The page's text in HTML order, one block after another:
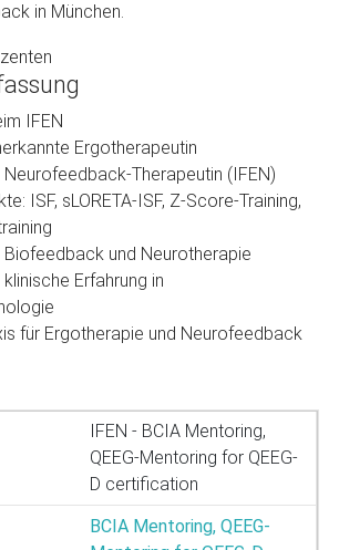
in München.
IFEN
Ergotherapeutin
Therapeutin (IFEN)
ISF, sLORETA-ISF, Z-Score-Training,
Biofeedback und Neurotherapie
Erfahrung in
für Ergotherapie und Neurofeedback
IFEN - BCIA Mentoring,
QEEG-Mentoring for QEEG-
D certification
BCIA Mentoring, QEEG-